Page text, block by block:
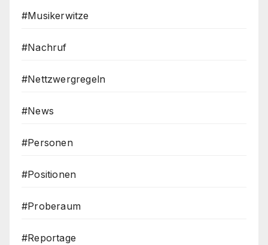
#Musikerwitze
#Nachruf
#Nettzwergregeln
#News
#Personen
#Positionen
#Proberaum
#Reportage